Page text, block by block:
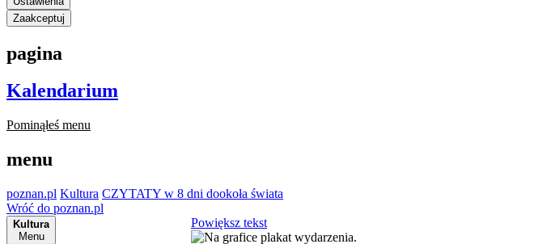
Zaakceptuj
pagina
Kalendarium
Pominąłeś menu
menu
poznan.pl Kultura CZYTATY w 8 dni dookoła świata
Wróć do poznan.pl
Kultura
Menu
Powiększ tekst